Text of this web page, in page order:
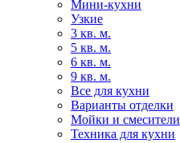
Мини-кухни
Узкие
3 кв. м.
5 кв. м.
6 кв. м.
9 кв. м.
Все для кухни
Варианты отделки
Мойки и смесители
Техника для кухни